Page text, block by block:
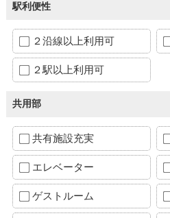
駅利便性
２沿線以上利用可
２駅以上利用可
共用部
共有施設充実
エレベーター
ゲストルーム